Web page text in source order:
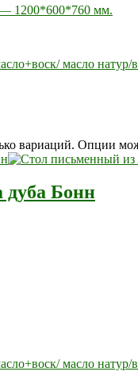
1200*600*760 мм.
масло натур/
вариаций. Опции
дуба Бонн
масло натур/